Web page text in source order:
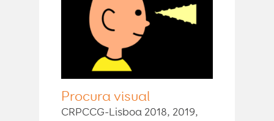
Procura visual
CRPCCG-Lisboa 2018, 2019,